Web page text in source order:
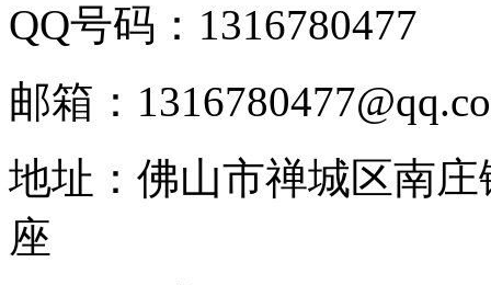
QQ号码：1316780477
邮箱：
地址：佛山市禅城区南
座